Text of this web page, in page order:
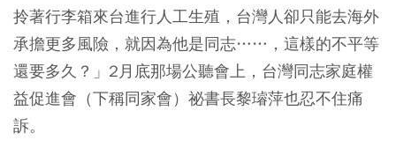
拎著行李箱來台進行人工生殖，台灣人卻只能去海外
承擔更多風險，就因為他是同志……，這樣的不平等
還要多久？」2月底那場公聽會上，台灣同志家庭權
益促進會（下稱同家會）祕書長黎璿萍也忍不住痛
訴。